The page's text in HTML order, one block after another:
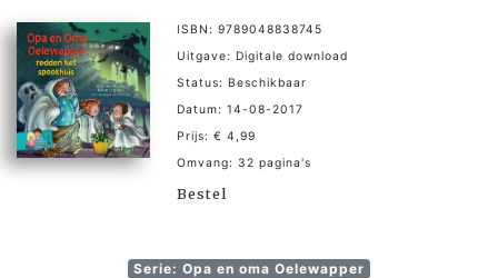
ISBN: 9789048838745
Uitgave: Digitale download
Status: Beschikbaar
Datum: 14-08-2017
Prijs: € 4,99
Omvang: 32 pagina's
Bestel
Serie: Opa en oma Oelewapper